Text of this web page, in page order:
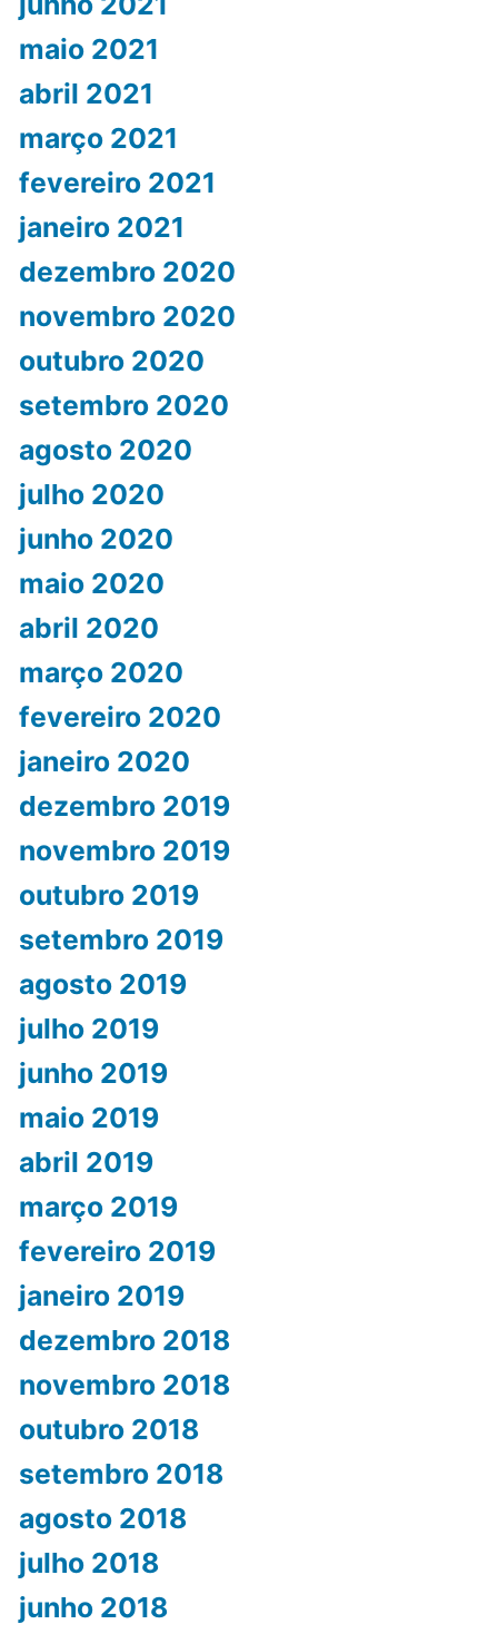
maio 2021
abril 2021
março 2021
fevereiro 2021
janeiro 2021
dezembro 2020
novembro 2020
outubro 2020
setembro 2020
agosto 2020
julho 2020
junho 2020
maio 2020
abril 2020
março 2020
fevereiro 2020
janeiro 2020
dezembro 2019
novembro 2019
outubro 2019
setembro 2019
agosto 2019
julho 2019
junho 2019
maio 2019
abril 2019
março 2019
fevereiro 2019
janeiro 2019
dezembro 2018
novembro 2018
outubro 2018
setembro 2018
agosto 2018
julho 2018
junho 2018